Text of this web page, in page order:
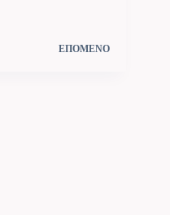
ΕΠΟΜΕΝΟ